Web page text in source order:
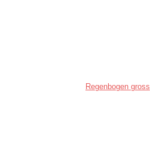
Regenbogen gross